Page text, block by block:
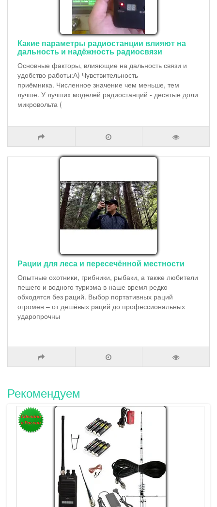
Какие параметры радиостанции влияют на
дальность и надёжность радиосвязи
Основные факторы, влияющие на дальность связи и
удобство работы:А) Чувствительность
приёмника. Численное значение чем меньше, тем
лучше. У лучших моделей радиостанций - десятые доли
микровольта (
Рации для леса и пересечённой местности
Опытные охотники, грибники, рыбаки, а также любители
пешего и водного туризма в наше время редко
обходятся без раций. Выбор портативных раций
огромен – от дешёвых раций до профессиональных
ударопрочны
Рекомендуем